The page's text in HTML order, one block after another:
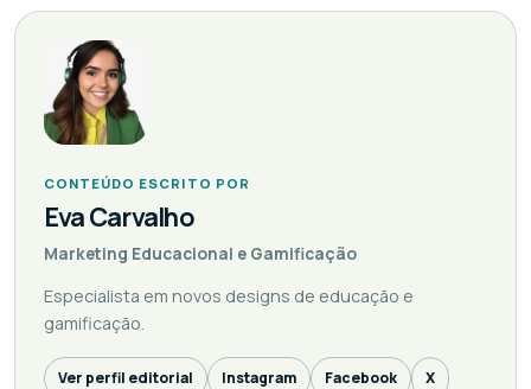
CONTEÚDO ESCRITO POR
Eva Carvalho
Marketing Educacional e Gamificação
Especialista em novos designs de educação e
gamificação.
Ver perfil editorial Instagram Facebook X